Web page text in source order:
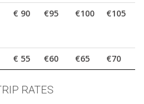
€ 90 €95 €100 €105
€ 55 €60 €65 €70
RATES